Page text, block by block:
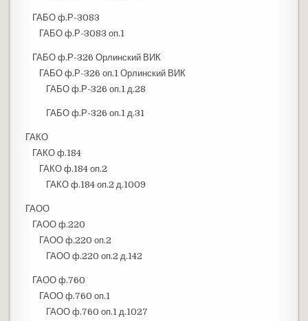
ГАБО ф.Р-3083
ГАБО ф.Р-3083 оп.1
ГАБО ф.Р-326 Орлинский ВИК
ГАБО ф.Р-326 оп.1 Орлинский ВИК
ГАБО ф.Р-326 оп.1 д.28
ГАБО ф.Р-326 оп.1 д.31
ГАКО
ГАКО ф.184
ГАКО ф.184 оп.2
ГАКО ф.184 оп.2 д.1009
ГАОО
ГАОО ф.220
ГАОО ф.220 оп.2
ГАОО ф.220 оп.2 д.142
ГАОО ф.760
ГАОО ф.760 оп.1
ГАОО ф.760 оп.1 д.1027